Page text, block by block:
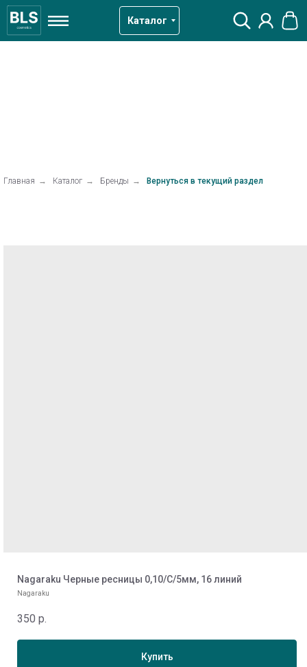
Каталог
Главная → Каталог → Бренды → Вернуться в текущий раздел
Nagaraku Черные ресницы 0,10/С/5мм, 16 линий
Nagaraku
350 р.
Купить